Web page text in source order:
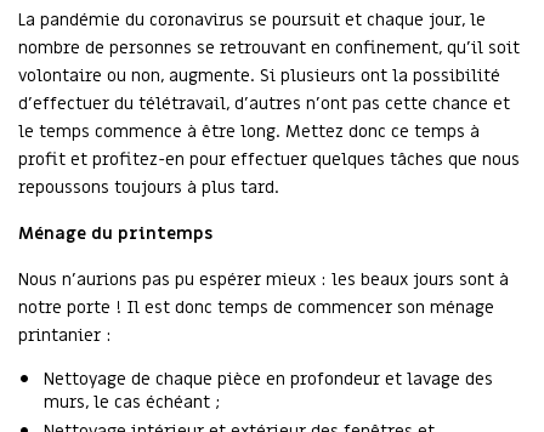
La pandémie du coronavirus se poursuit et chaque jour, le
nombre de personnes se retrouvant en confinement, qu’il soit
volontaire ou non, augmente. Si plusieurs ont la possibilité
d’effectuer du télétravail, d’autres n’ont pas cette chance et
le temps commence à être long. Mettez donc ce temps à
profit et profitez-en pour effectuer quelques tâches que nous
repoussons toujours à plus tard.
Ménage du printemps
Nous n’aurions pas pu espérer mieux : les beaux jours sont à
notre porte ! Il est donc temps de commencer son ménage
printanier :
Nettoyage de chaque pièce en profondeur et lavage des
murs, le cas échéant ;